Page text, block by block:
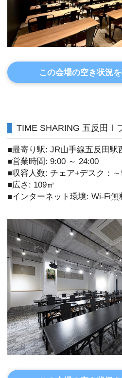
この会場の空き状況
TIME SHARING 五反田Ⅰ
■最寄り駅: JR山手線五反田駅
■営業時間: 9:00 ～ 24:00
■収容人数: チェア+デスク：～
■広さ: 109㎡
■インターネット環境: Wi-Fi無